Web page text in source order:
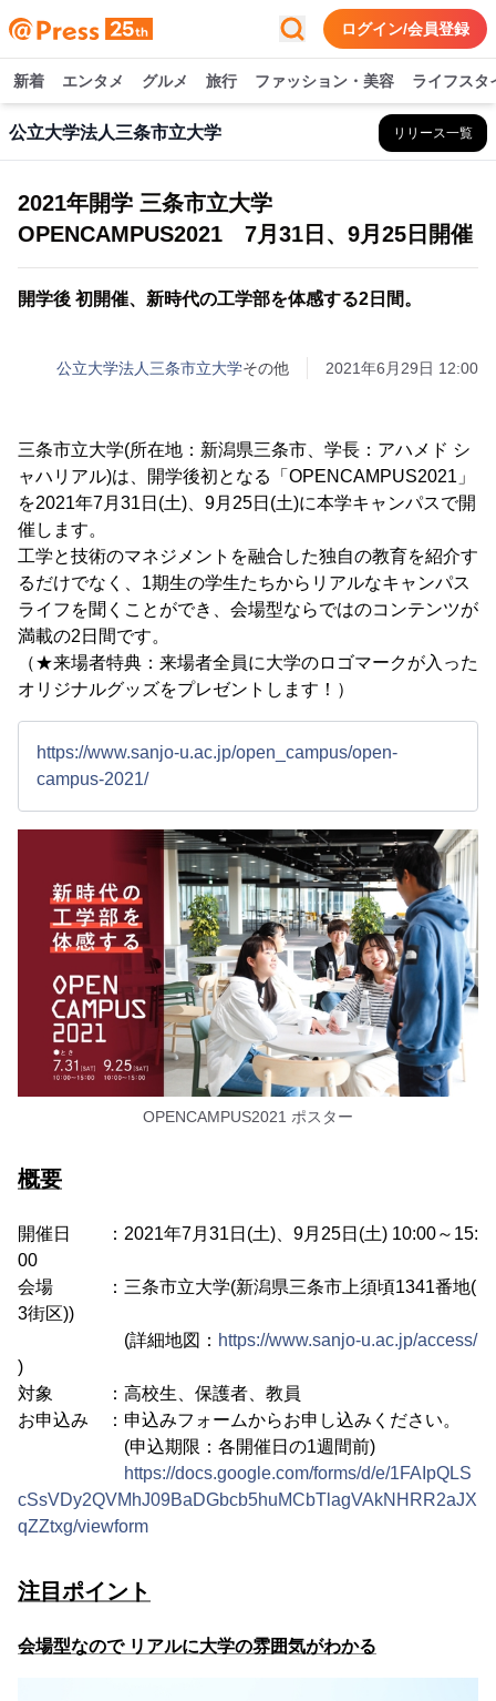
ログイン/会員登録
新着 エンタメ グルメ 旅行 ファッション・美容 ライフスタ
公立大学法人三条市立大学 リリース一覧
2021年開学 三条市立大学
OPENCAMPUS2021 7月31日、9月25日開催
開学後 初開催、新時代の工学部を体感する2日間。
公立大学法人三条市立大学その他 2021年6月29日 12:00
三条市立大学(所在地：新潟県三条市、学長：アハメド シ
ャハリアル)は、開学後初となる「OPENCAMPUS2021」
を2021年7月31日(土)、9月25日(土)に本学キャンパスで開
催します。
工学と技術のマネジメントを融合した独自の教育を紹介す
るだけでなく、1期生の学生たちからリアルなキャンパス
ライフを聞くことができ、会場型ならではのコンテンツが
満載の2日間です。
（★来場者特典：来場者全員に大学のロゴマークが入った
オリジナルグッズをプレゼントします！）
https://www.sanjo-u.ac.jp/open_campus/open-
campus-2021/
OPENCAMPUS2021 ポスター
概要
開催日 ：2021年7月31日(土)、9月25日(土) 10:00～15:
00
会場 ：三条市立大学(新潟県三条市上須頃1341番地(
3街区))
(詳細地図： https://www.sanjo-u.ac.jp/access/
)
対象 ：高校生、保護者、教員
お申込み ：申込みフォームからお申し込みください。
(申込期限：各開催日の1週間前)
https://docs.google.com/forms/d/e/1FAIpQLS
cSsVDy2QVMhJ09BaDGbcb5huMCbTlagVAkNHRR2aJX
qZZtxg/viewform
注目ポイント
会場型なので リアルに大学の雰囲気がわかる